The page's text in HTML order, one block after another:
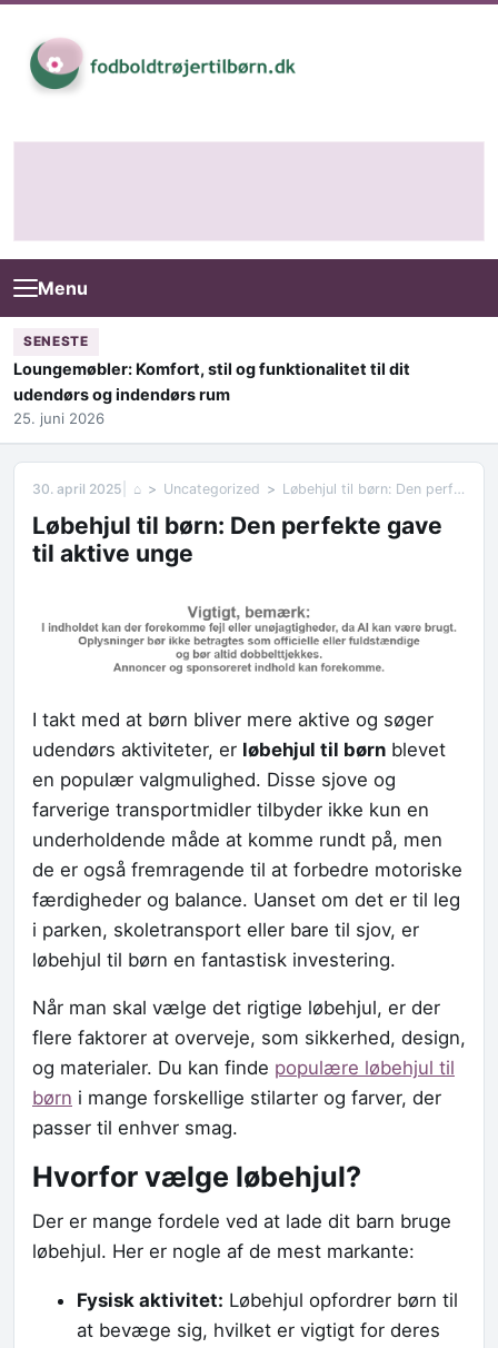
Menu
SENESTE
Loungemøbler: Komfort, stil og funktionalitet til dit
udendørs og indendørs rum
25. juni 2026
30. april 2025 ⌂ Uncategorized Løbehjul til børn: Den perfekte gave til aktive unge
Løbehjul til børn: Den perfekte gave
til aktive unge
I takt med at børn bliver mere aktive og søger
udendørs aktiviteter, er løbehjul til børn blevet
en populær valgmulighed. Disse sjove og
farverige transportmidler tilbyder ikke kun en
underholdende måde at komme rundt på, men
de er også fremragende til at forbedre motoriske
færdigheder og balance. Uanset om det er til leg
i parken, skoletransport eller bare til sjov, er
løbehjul til børn en fantastisk investering.
Når man skal vælge det rigtige løbehjul, er der
flere faktorer at overveje, som sikkerhed, design,
og materialer. Du kan finde populære løbehjul til
børn i mange forskellige stilarter og farver, der
passer til enhver smag.
Hvorfor vælge løbehjul?
Der er mange fordele ved at lade dit barn bruge
løbehjul. Her er nogle af de mest markante:
Fysisk aktivitet: Løbehjul opfordrer børn til
at bevæge sig, hvilket er vigtigt for deres